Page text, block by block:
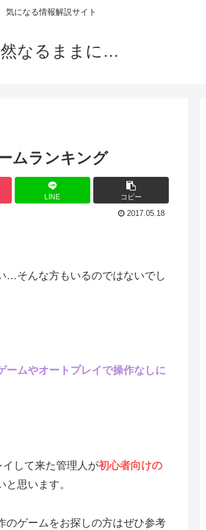
気になる情報解説サイト
なるままに…
ムランキング
LINE コピー
2017.05.18
…そんな方もいるのではないでし
ームやオートプレイで操作なしに
して来た管理人が初心者向けの
と思います。
のゲームをお探しの方はぜひ参考